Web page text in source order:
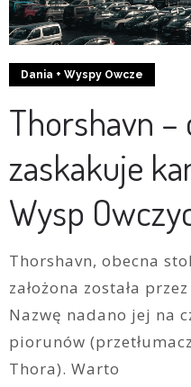
Dania + Wyspy Owcze
Thorshavn –
zaskakuje
Wysp
Thorshavn, obecna
założona została
Nazwę nadano jej na
piorunów
Thora). Warto